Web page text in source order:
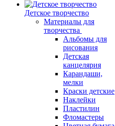
Детское творчество
Материалы для
творчества
Альбомы для
рисования
Детская
канцелярия
Карандаши,
мелки
Краски детские
Наклейки
Пластилин
Фломастеры